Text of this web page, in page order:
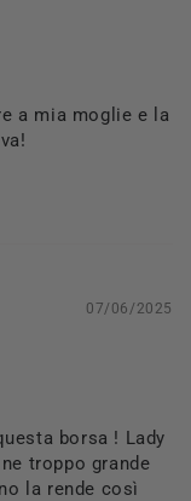
a mia moglie e la
07/06/2025
borsa ! Lady
troppo grande
la rende così